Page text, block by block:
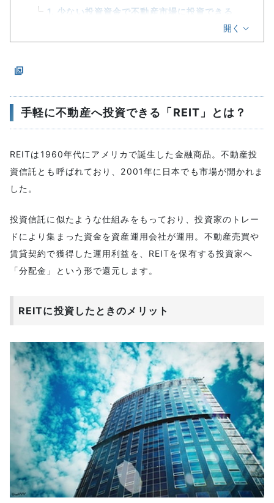
1, 少ない投資資金で不動産市場に投資できる
2, 運用利益の90％が投資家に分配される高還元
率
REITに投資したときのリスク
分配金や取引価格が低下するリスク
保有銘柄が上場廃止するリスク
REITを運営する投資法人が倒産するリスク
オフィスビル
ヘルスケア施設
利用するネット証券の選定
口座開設に必要なものを準備する
登録ページから本人確認情報を入力する
投資するREITの選定基準
テクニカル分析で上昇トレンドを見極める
1ステップ目「東証REIT指数の確認」
2ステップ目「個別銘柄の選出」
簡単な指標を活用して最適な投資先を探す
開く
手軽に不動産へ投資できる「REIT」とは？
REITは1960年代にアメリカで誕生した金融商品。不動産投
資信託とも呼ばれており、2001年に日本でも市場が開かれま
した。
投資信託に似たような仕組みをもっており、投資家のトレー
ドにより集まった資金を資産運用会社が運用。不動産売買や
賃貸契約で獲得した運用利益を、REITを保有する投資家へ
「分配金」という形で還元します。
REITに投資したときのメリット